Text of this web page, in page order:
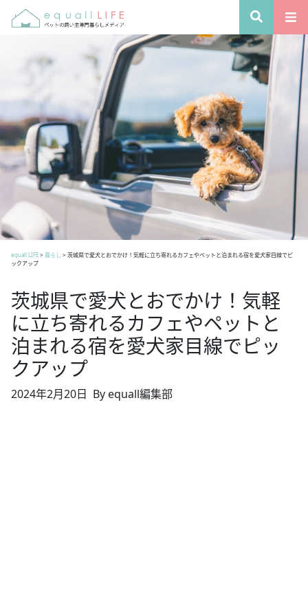
equall LIFE> 暮らし > 茨城県で愛犬とおでかけ！気軽に立ち寄れるカフェやペットと泊まれる宿を愛犬家目線でピ
ックアップ
茨城県で愛犬とおでかけ！気軽
に立ち寄れるカフェやペットと
泊まれる宿を愛犬家目線でピッ
クアップ
2024年2月20日 By equall編集部